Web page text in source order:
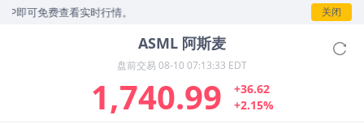
免费查看实时行情。 关闭
ASML 阿斯麦
盘前交易 08-10 07:13:33 EDT
1,740.99
+36.62
+2.15%